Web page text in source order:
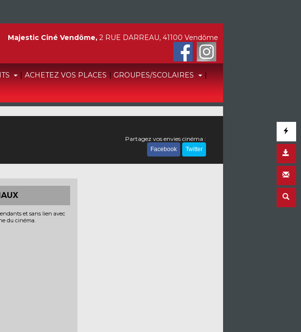
| ACHETEZ VOS PLACES | GROUPES/SCOLAIRES
|
Majestic Ciné Vendôme, 2 RUE DARREAU, 41100 Vendôme
Partagez vos envies cinéma :
Facebook Twitter
et sans lien avec
du cinéma.